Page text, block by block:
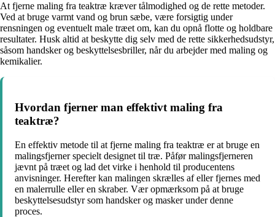
At fjerne maling fra teaktræ kræver tålmodighed og de rette metoder.
Ved at bruge varmt vand og brun sæbe, være forsigtig under
rensningen og eventuelt male træet om, kan du opnå flotte og holdbare
resultater. Husk altid at beskytte dig selv med de rette sikkerhedsudstyr,
såsom handsker og beskyttelsesbriller, når du arbejder med maling og
kemikalier.
Hvordan fjerner man effektivt maling fra
teaktræ?
En effektiv metode til at fjerne maling fra teaktræ er at bruge en
malingsfjerner specielt designet til træ. Påfør malingsfjerneren
jævnt på træet og lad det virke i henhold til producentens
anvisninger. Herefter kan malingen skrælles af eller fjernes med
en malerrulle eller en skraber. Vær opmærksom på at bruge
beskyttelsesudstyr som handsker og masker under denne
proces.